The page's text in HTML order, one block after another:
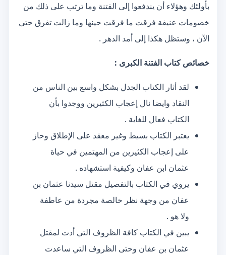
بأولئك وهؤلاء أن يندفعوا إلى الفتنة وما ترتب على ذلك من
خصومات عنيفة فرقت ما فرقت حينها وما زالت تفرق حتى
الآن ، وستظل هكذا إلى أمد الدهر .
خصائص كتاب الفتنة الكبرى :
لقد أثار الكتاب الجدل بشكل واسع بين الناس من
النقاد وايضا نال إعجاب الكثيرين ووجدوا بأن
الكتاب فعال للغاية .
يعتبر الكتاب بسيط وغير معقد على الإطلاق وحاز
على إعجاب الكثيرين من المهتمين في حياة
عثمان ابن عفان وكيفية استشهاده .
يروي في الكتاب بالتفصيل مقتل سيدنا عثمان بن
عفان من وجهة نظر خالصة مجردة من عاطفة
ولا هو .
يبين في الكتاب كافة الظروف التي أدت لمقتل
عثمان بن عفان وحتى الظروف التي ساعدت